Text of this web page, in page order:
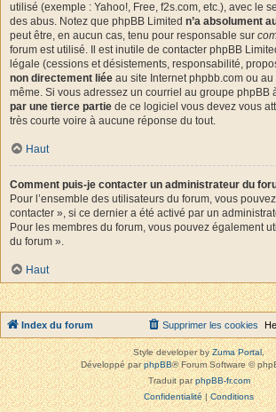
utilisé (exemple : Yahoo!, Free, f2s.com, etc.), avec le
des abus. Notez que phpBB Limited n’a absolument
peut être, en aucun cas, tenu pour responsable sur
forum est utilisé. Il est inutile de contacter phpBB
légale (cessions et désistements, responsabilité,
non directement liée au site Internet phpbb.com ou
même. Si vous adressez un courriel au groupe phpBB
par une tierce partie de ce logiciel vous devez vous
très courte voire à aucune réponse du tout.
Haut
Comment puis-je contacter un administrateur du
Pour l’ensemble des utilisateurs du forum, vous
contacter », si ce dernier a été activé par un
Pour les membres du forum, vous pouvez également
du forum ».
Haut
Index du forum Supprimer les cookies
Style developer byZuma Portal,
Développé parphpBB® Forum Software ©
Traduit parphpBB-fr.com
Confidentialité|Conditions